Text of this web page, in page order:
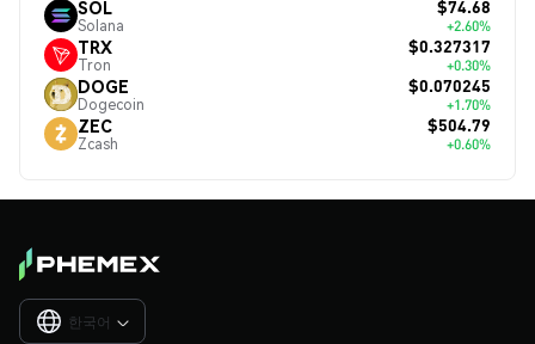
SOL
Solana
$74.68
+2.60%
TRX
Tron
$0.327317
+0.30%
DOGE
Dogecoin
$0.070245
+1.70%
ZEC
Zcash
$504.79
+0.60%
한국어 